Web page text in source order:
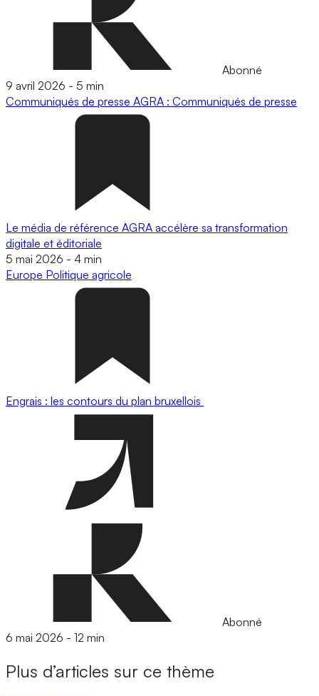
Abonné
9 avril 2026 - 5 min
Communiqués de presse AGRA : Communiqués de presse
Le média de référence AGRA accélère sa transformation
digitale et éditoriale
5 mai 2026 - 4 min
Europe Politique agricole
Engrais : les contours du plan bruxellois
Abonné
6 mai 2026 - 12 min
Plus d’articles sur ce thème